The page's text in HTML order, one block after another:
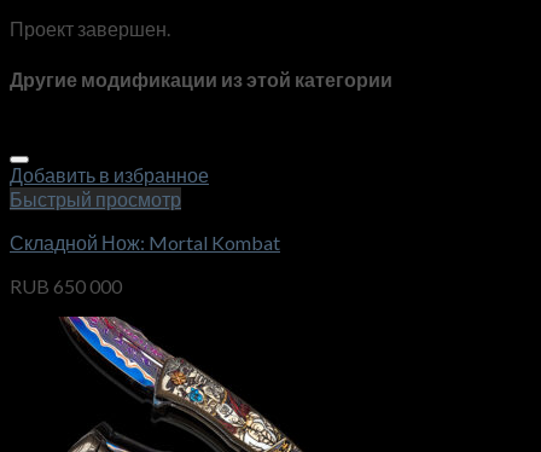
Проект завершен.
Другие модификации из этой категории
Добавить в избранное
Быстрый просмотр
Складной Нож: Mortal Kombat
RUB 650 000